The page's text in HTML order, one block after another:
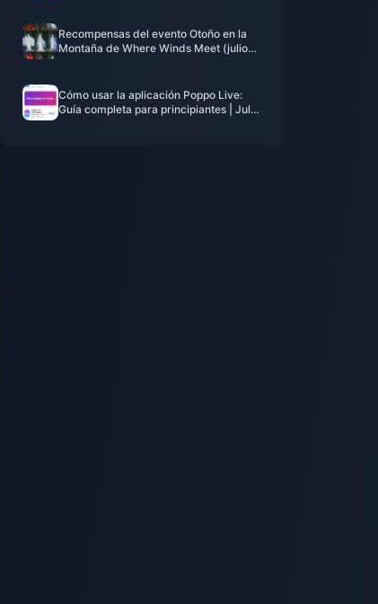
Recompensas del evento Otoño en la
Montaña de Where Winds Meet (julio
Cómo usar la aplicación Poppo Live:
Guía completa para principiantes | Julio